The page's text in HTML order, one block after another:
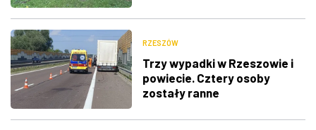
RZESZÓW
Trzy wypadki w Rzeszowie i
powiecie. Cztery osoby
zostały ranne